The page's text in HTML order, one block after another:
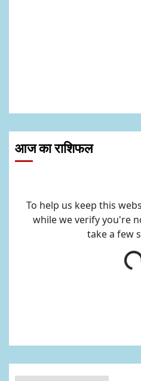
आज का राशिफल